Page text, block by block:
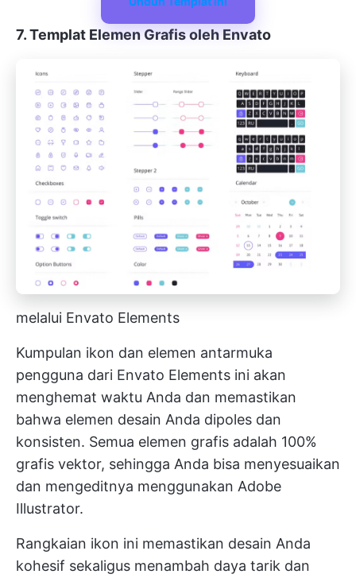
7. Templat Elemen Grafis oleh Envato
melalui Envato Elements
Kumpulan ikon dan elemen antarmuka
pengguna dari Envato Elements ini akan
menghemat waktu Anda dan memastikan
bahwa elemen desain Anda dipoles dan
konsisten. Semua elemen grafis adalah 100%
grafis vektor, sehingga Anda bisa menyesuaikan
dan mengeditnya menggunakan Adobe
Illustrator.
Rangkaian ikon ini memastikan desain Anda
kohesif sekaligus menambah daya tarik dan